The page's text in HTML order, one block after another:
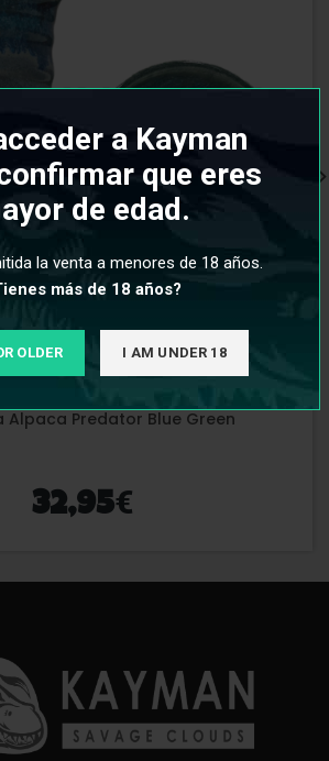
a Kayman
que eres
de edad.
la venta a menores de 18 años.
más de 18 años?
OLDER I AM UNDER 18
Alpaca Predator Blue Green
32,95€